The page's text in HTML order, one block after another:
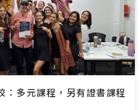
：多元課程，另有證書課程